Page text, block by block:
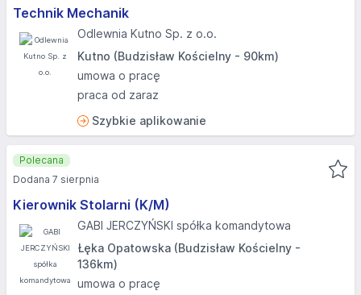
Technik Mechanik
Odlewnia Kutno Sp. z o.o.
Kutno (Budzisław Kościelny - 90km)
umowa o pracę
praca od zaraz
Szybkie aplikowanie
Kierownik Stolarni (K/M)
GABI JERCZYŃSKI spółka komandytowa
Łęka Opatowska (Budzisław Kościelny -
136km)
umowa o pracę
Polecana
Dodana 7 sierpnia